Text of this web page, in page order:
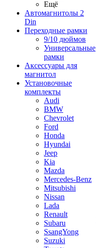
Ещё
Автомагнитолы 2
Din
Переходные рамки
9/10 дюймов
Универсальные
рамки
Аксессуары для
магнитол
Установочные
комплекты
Audi
BMW
Chevrolet
Ford
Honda
Hyundai
Jeep
Kia
Mazda
Mercedes-Benz
Mitsubishi
Nissan
Lada
Renault
Subaru
SsangYong
Suzuki